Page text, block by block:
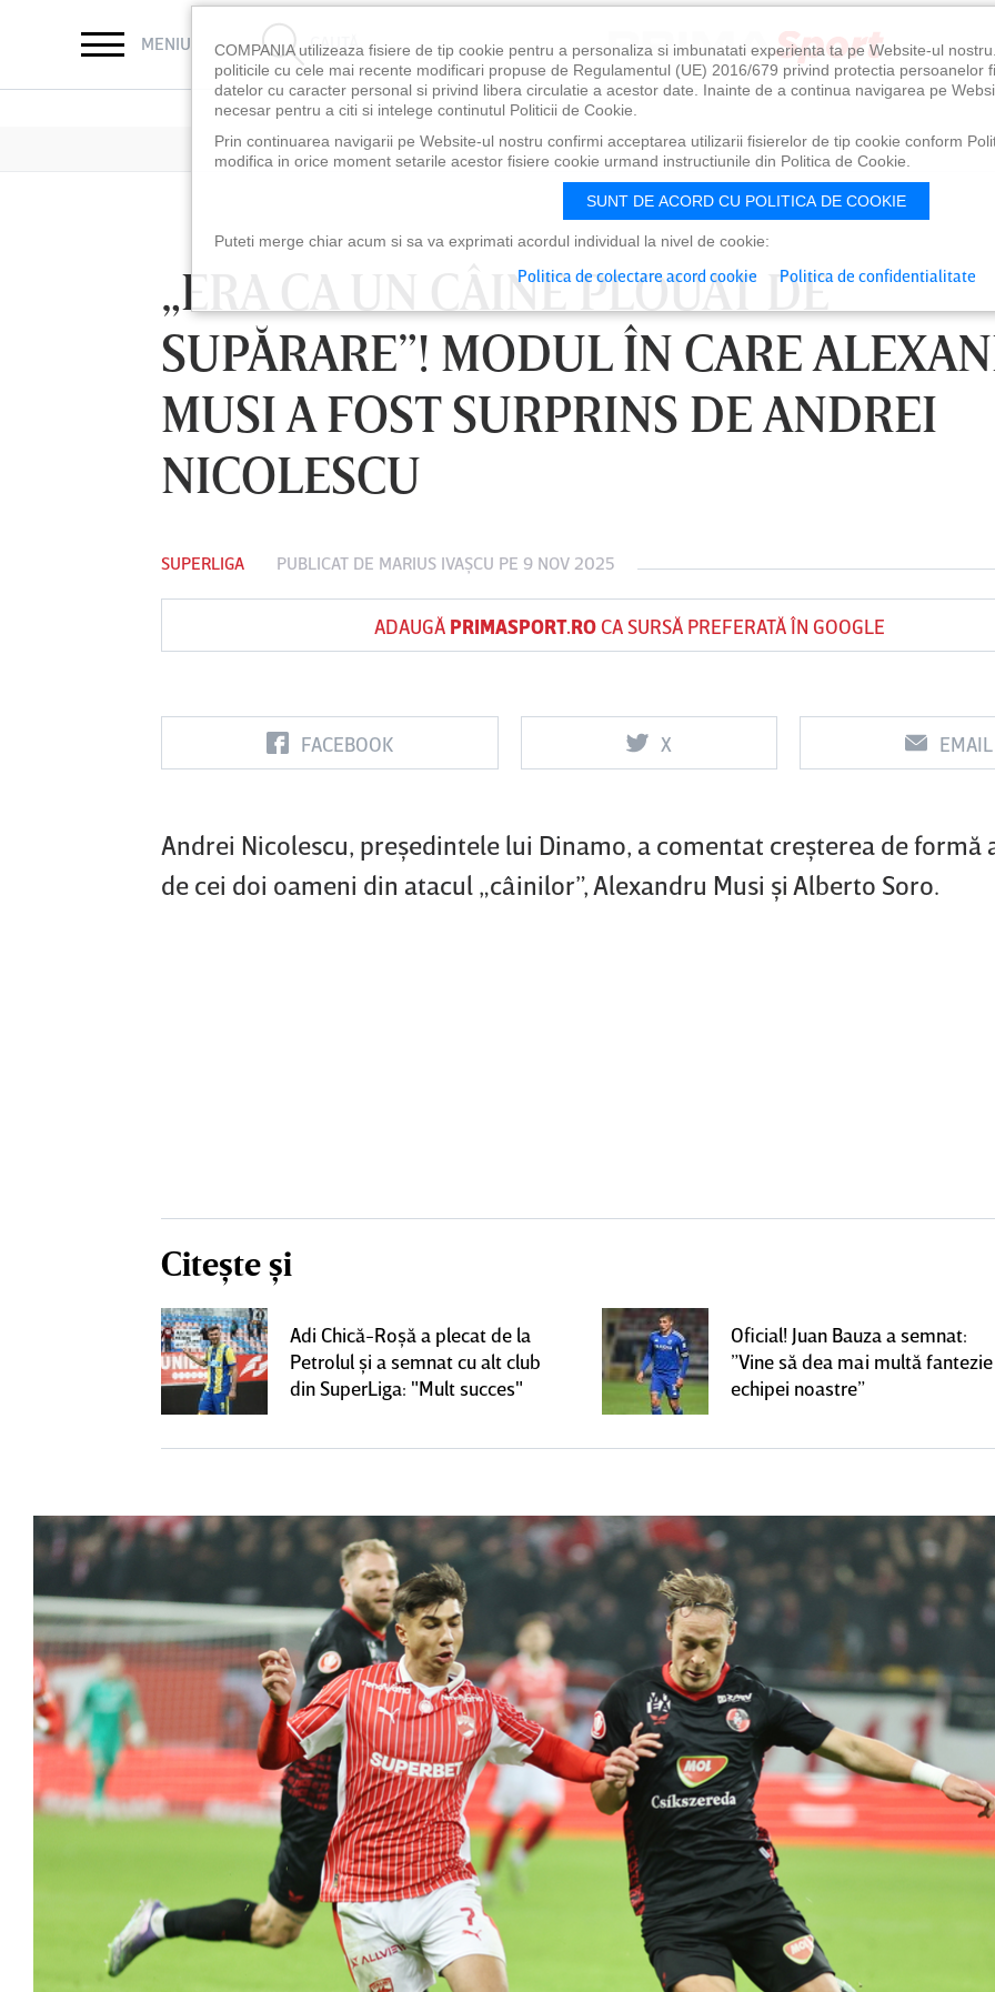
MENIU CAUTĂ
„ERA CA UN CÂINE PLOUAT DE
SUPĂRARE”! MODUL ÎN CARE
MUSI A FOST SURPRINS DE ANDREI
NICOLESCU
SUPERLIGA PUBLICAT DE MARIUS IVAŞCU PE 9 NOV 2025
ADAUGĂ PRIMASPORT.ROCA SURSĂ PREFERATĂ ÎN GOOGLE
FACEBOOK X EMAIL
Andrei Nicolescu, preşedintele lui Dinamo, a comentat creşterea de formă
de cei doi oameni din atacul „câinilor”, Alexandru Musi şi Alberto Soro.
Citește și
Adi Chică-Roşă a plecat de la
Petrolul şi a semnat cu alt club
din SuperLiga: "Mult succes"
Oficial! Juan Bauza a semnat:
”Vine să dea mai multă fantezie
echipei noastre”
LUNI 10 AUG, 18:30
FC Botoşani
Vs
Corvinul
LUNI 10 AUG, 21:30
Sepsi OSK Sf
Vs
FCSB UTA Arad
Vs
Rapid
COMPANIA utilizeaza fisiere de tip cookie pentru a personaliza si imbunatati experienta ta pe Website-ul
politicile cu cele mai recente modificari propuse de Regulamentul (UE) 2016/679 privind protectia persoanelor
datelor cu caracter personal si privind libera circulatie a acestor date. Inainte de a continua navigarea pe
necesar pentru a citi si intelege continutul Politicii de Cookie.
Prin continuarea navigarii pe Website-ul nostru confirmi acceptarea utilizarii fisierelor de tip cookie conform
modifica in orice moment setarile acestor fisiere cookie urmand instructiunile din Politica de Cookie.
SUNT DE ACORD CU POLITICA DE COOKIE
Puteti merge chiar acum si sa va exprimati acordul individual la nivel de cookie:
Politica de colectare acord cookie Politica de confidentialitate